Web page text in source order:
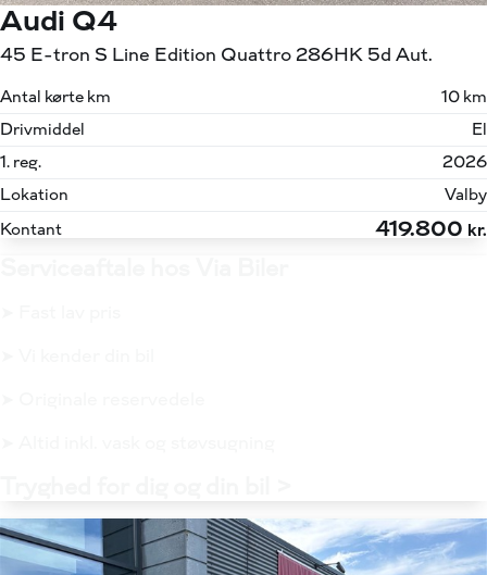
Audi Q4
45 E-tron S Line Edition Quattro 286HK 5d Aut.
Antal kørte km
10 km
Drivmiddel
El
1. reg.
2026
Lokation
Valby
Kontant
419.800 kr.